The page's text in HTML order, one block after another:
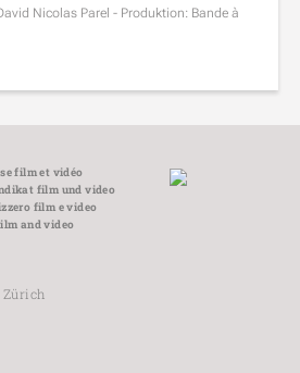
Nicolas Parel - Produktion: Bande à
film et vidéo
film und video
film e video
and video
Zürich